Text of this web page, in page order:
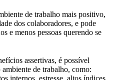
de trabalho mais positivo,
dos colaboradores, e pode
e menos pessoas querendo se
assertivas, é possível
de trabalho, como:
internos, estresse, altos índices